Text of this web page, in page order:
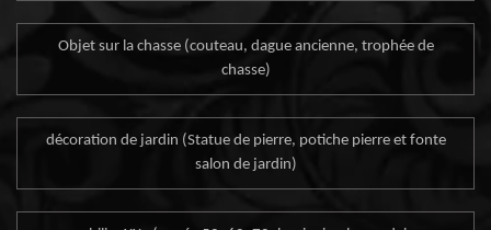
Objet sur la chasse (couteau, dague ancienne, trophée de
chasse)
décoration de jardin (Statue de pierre, potiche pierre et fonte
salon de jardin)